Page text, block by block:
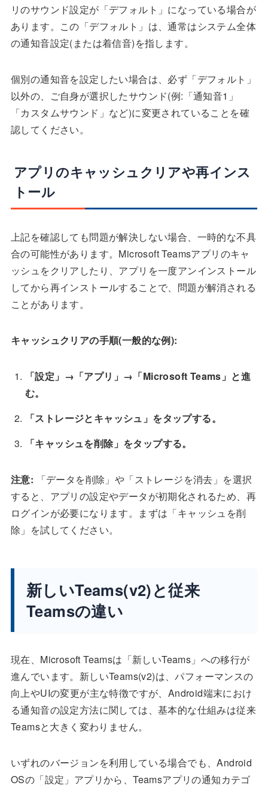
リのサウンド設定が「デフォルト」になっている場合が
あります。この「デフォルト」は、通常はシステム全体
の通知音設定(または着信音)を指します。
個別の通知音を設定したい場合は、必ず「デフォルト」
以外の、ご自身が選択したサウンド(例:「通知音1」
「カスタムサウンド」など)に変更されていることを確
認してください。
アプリのキャッシュクリアや再インス
トール
上記を確認しても問題が解決しない場合、一時的な不具
合の可能性があります。Microsoft Teamsアプリのキャ
ッシュをクリアしたり、アプリを一度アンインストール
してから再インストールすることで、問題が解消される
ことがあります。
キャッシュクリアの手順(一般的な例):
「設定」→「アプリ」→「Microsoft Teams」と進
む。
「ストレージとキャッシュ」をタップする。
「キャッシュを削除」をタップする。
注意: 「データを削除」や「ストレージを消去」を選択
すると、アプリの設定やデータが初期化されるため、再
ログインが必要になります。まずは「キャッシュを削
除」を試してください。
新しいTeams(v2)と従来
Teamsの違い
現在、Microsoft Teamsは「新しいTeams」への移行が
進んでいます。新しいTeams(v2)は、パフォーマンスの
向上やUIの変更が主な特徴ですが、Android端末におけ
る通知音の設定方法に関しては、基本的な仕組みは従来
Teamsと大きく変わりません。
いずれのバージョンを利用している場合でも、Android
OSの「設定」アプリから、Teamsアプリの通知カテゴ